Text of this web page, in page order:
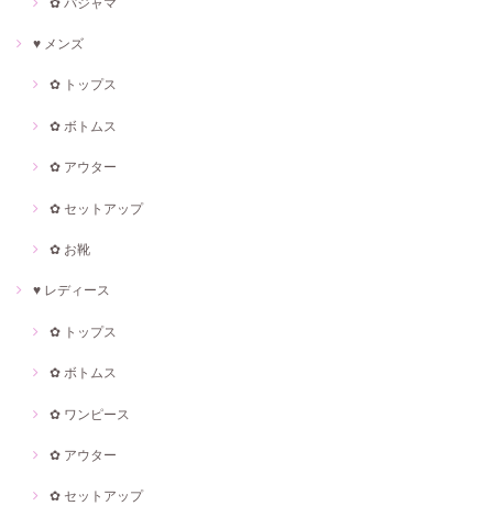
♥ メンズ
✿ トップス
✿ ボトムス
✿ アウター
✿ セットアップ
✿ お靴
♥ レディース
✿ トップス
✿ ボトムス
✿ ワンピース
✿ アウター
✿ セットアップ